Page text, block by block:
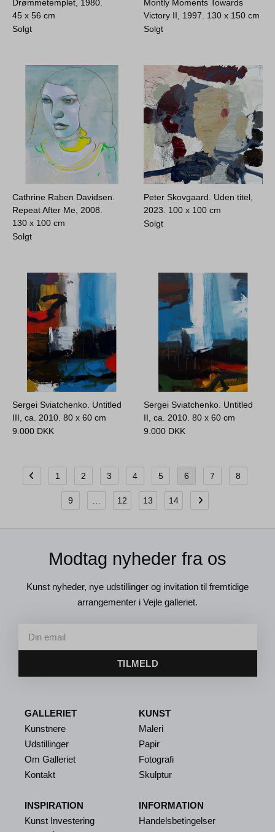
Drømmetemplet, 1980.
45 x 56 cm
Solgt
Montly Moments Towards
Victory II, 1997. 130 x 150 cm
Solgt
Cathrine Raben Davidsen.
Repeat After Me, 2008.
130 x 100 cm
Solgt
Peter Skovgaard. Uden titel,
2023. 100 x 100 cm
Solgt
Sergei Sviatchenko. Untitled
III, ca. 2010.80 x 60 cm
9.000 DKK
Sergei Sviatchenko. Untitled
II, ca. 2010.80 x 60 cm
9.000 DKK
1 2 3 4 5 6 7 8
9 12 13 14
Modtag nyheder fra os
Kunst nyheder, nye udstillinger og invitation til fremtidige
arrangementer i Vejle galleriet.
TILMELD
GALLERIET
Kunstnere
Udstillinger
Om Galleriet
Kontakt
INSPIRATION
Kunst Investering
KUNST
Maleri
Papir
Fotografi
Skulptur
INFORMATION
Handelsbetingelser